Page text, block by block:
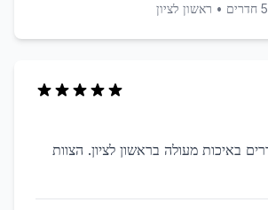
• ראשון לציון
דירת 5 חדרים באיכות מעולה בראשון לציון. הצוות